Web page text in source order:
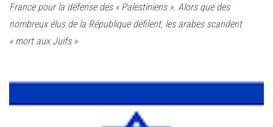
France pour la défense des « Palestiniens ». Alors que des
nombreux élus de la République défilent, les arabes scandent
« mort aux Juifs »